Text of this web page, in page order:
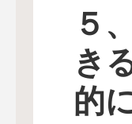
５
き
的